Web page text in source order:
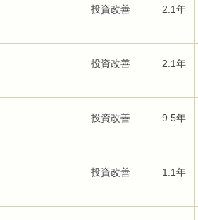
投資改善 2.1年
投資改善 2.1年
投資改善 9.5年
投資改善 1.1年